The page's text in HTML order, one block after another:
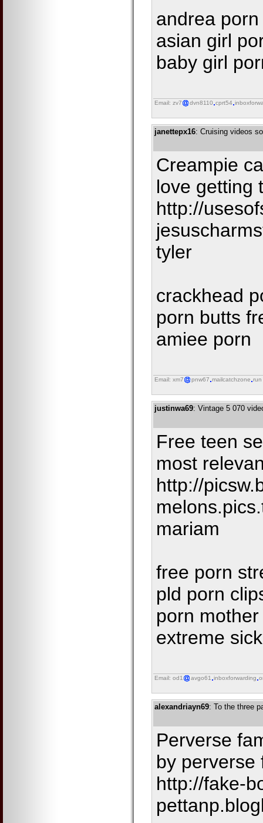
andrea
asian girl
baby girl
Email: zv7 dvn8110 cprt54
janettepx16: Cruising videos
Creampie
love getting
http://
tyler
crackhead
porn butts
amiee porn
Email: xm7 pnw67 mailcatchzone run
justinwa69: Vintage 5 070
Free teen
most
http://
mariam
free porn
pld porn
porn
extreme sick
Email: od1 avgo61 inboxforwarding
alexandriayn69: To the three
Perverse
by perverse
http://fake-